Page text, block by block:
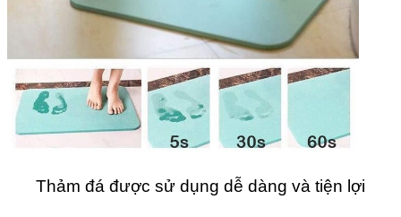
Thảm đá được sử dụng dễ dàng và tiện lợi